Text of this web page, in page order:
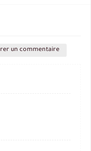
un commentaire